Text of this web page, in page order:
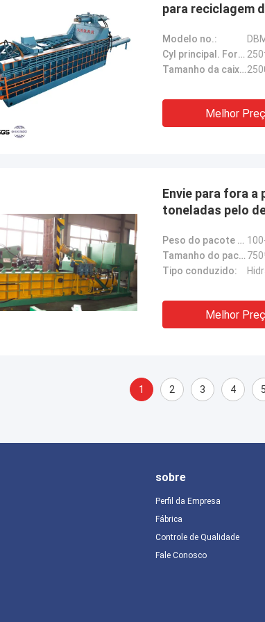
para reciclagem
Modelo no.:
Cyl principal. Força:
Tamanho da caixa de pressione:
Melhor
Envie para fora a
toneladas pelo
Peso do pacote (quilogramas):
Tamanho do pacote (W*H):
Tipo conduzido:
Melhor
1 2 3 4 5
sobre
Perfil da Empresa
Fábrica
Controle de Qualidade
Fale Conosco